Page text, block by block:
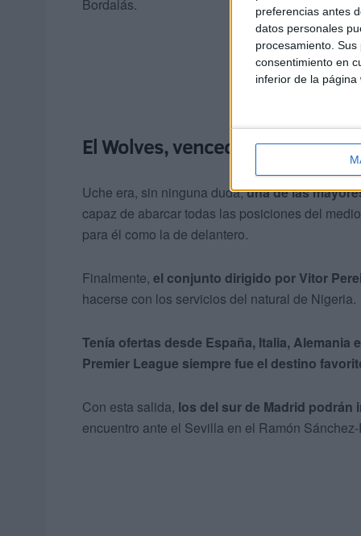
preferencias antes
datos personales
procesamiento.
consentimiento en
inferior de la página
Bordalás.
El Wolves, vencedor de la
Uche era, sin ninguna duda,una de las
capaz de abarcar todas las posiciones del
para él como la de delantero.
Finalmente, el conjunto dirigido por Vitor
hacerse con los servicios del natural de Nigeria.
Tenía ofertas desde España, Italia, Alemania
Premier League siempre fue el destino
Con esta salida, los del sur de Madrid podrán
encuentro ante el Sevilla en el Ramón